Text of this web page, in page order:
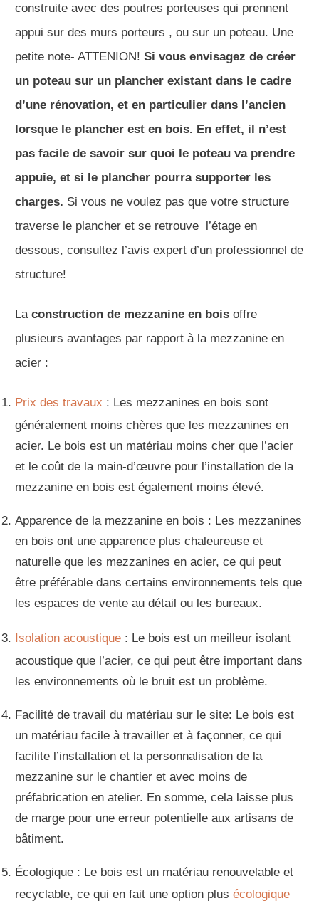
construite avec des poutres porteuses qui prennent
appui sur des murs porteurs , ou sur un poteau. Une
petite note- ATTENION! Si vous envisagez de créer
un poteau sur un plancher existant dans le cadre
d’une rénovation, et en particulier dans l’ancien
lorsque le plancher est en bois. En effet, il n’est
pas facile de savoir sur quoi le poteau va prendre
appuie, et si le plancher pourra supporter les
charges. Si vous ne voulez pas que votre structure
traverse le plancher et se retrouve l’étage en
dessous, consultez l’avis expert d’un professionnel de
structure!
La construction de mezzanine en bois offre
plusieurs avantages par rapport à la mezzanine en
acier :
Prix des travaux : Les mezzanines en bois sont
généralement moins chères que les mezzanines en
acier. Le bois est un matériau moins cher que l’acier
et le coût de la main-d’œuvre pour l’installation de la
mezzanine en bois est également moins élevé.
Apparence de la mezzanine en bois : Les mezzanines
en bois ont une apparence plus chaleureuse et
naturelle que les mezzanines en acier, ce qui peut
être préférable dans certains environnements tels que
les espaces de vente au détail ou les bureaux.
Isolation acoustique : Le bois est un meilleur isolant
acoustique que l’acier, ce qui peut être important dans
les environnements où le bruit est un problème.
Facilité de travail du matériau sur le site: Le bois est
un matériau facile à travailler et à façonner, ce qui
facilite l’installation et la personnalisation de la
mezzanine sur le chantier et avec moins de
préfabrication en atelier. En somme, cela laisse plus
de marge pour une erreur potentielle aux artisans de
bâtiment.
Écologique : Le bois est un matériau renouvelable et
recyclable, ce qui en fait une option plus écologique